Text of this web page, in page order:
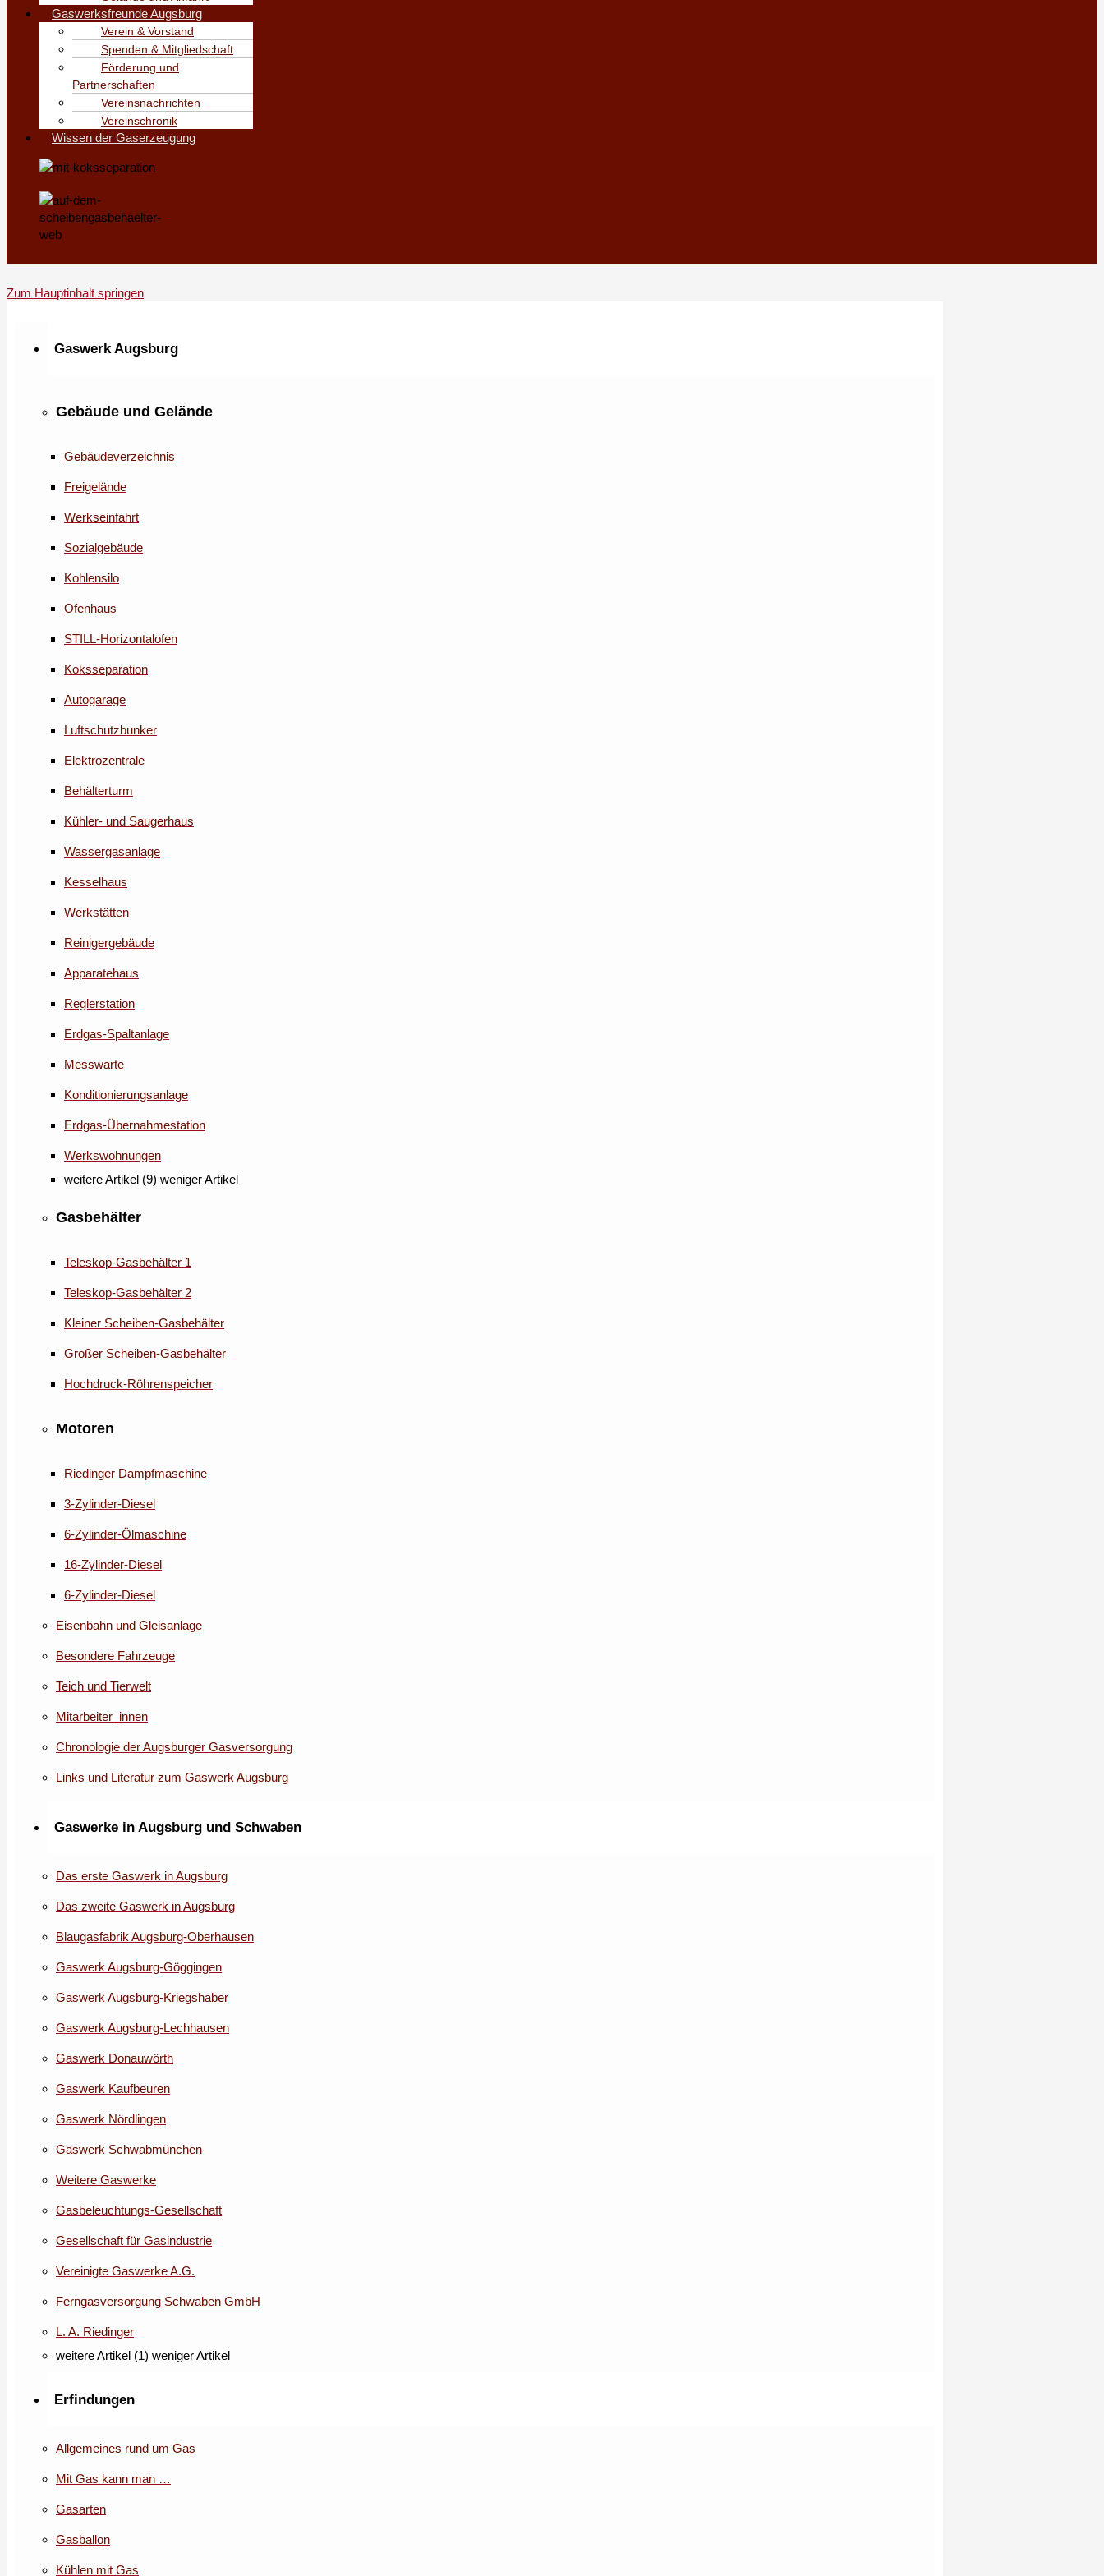
Gaswerksfreunde Augsburg
Verein & Vorstand
Spenden & Mitgliedschaft
Förderung und
Partnerschaften
Vereinsnachrichten
Vereinschronik
Wissen der Gaserzeugung
Zum Hauptinhalt springen
Gaswerk Augsburg
Gebäude und Gelände
Gebäudeverzeichnis
Freigelände
Werkseinfahrt
Sozialgebäude
Kohlensilo
Ofenhaus
STILL-Horizontalofen
Koksseparation
Autogarage
Luftschutzbunker
Elektrozentrale
Behälterturm
Kühler- und Saugerhaus
Wassergasanlage
Kesselhaus
Werkstätten
Reinigergebäude
Apparatehaus
Reglerstation
Erdgas-Spaltanlage
Messwarte
Konditionierungsanlage
Erdgas-Übernahmestation
Werkswohnungen
weitere Artikel (9) weniger Artikel
Gasbehälter
Teleskop-Gasbehälter 1
Teleskop-Gasbehälter 2
Kleiner Scheiben-Gasbehälter
Großer Scheiben-Gasbehälter
Hochdruck-Röhrenspeicher
Motoren
Riedinger Dampfmaschine
3-Zylinder-Diesel
6-Zylinder-Ölmaschine
16-Zylinder-Diesel
6-Zylinder-Diesel
Eisenbahn und Gleisanlage
Besondere Fahrzeuge
Teich und Tierwelt
Mitarbeiter_innen
Chronologie der Augsburger Gasversorgung
Links und Literatur zum Gaswerk Augsburg
Gaswerke in Augsburg und Schwaben
Das erste Gaswerk in Augsburg
Das zweite Gaswerk in Augsburg
Blaugasfabrik Augsburg-Oberhausen
Gaswerk Augsburg-Göggingen
Gaswerk Augsburg-Kriegshaber
Gaswerk Augsburg-Lechhausen
Gaswerk Donauwörth
Gaswerk Kaufbeuren
Gaswerk Nördlingen
Gaswerk Schwabmünchen
Weitere Gaswerke
Gasbeleuchtungs-Gesellschaft
Gesellschaft für Gasindustrie
Vereinigte Gaswerke A.G.
Ferngasversorgung Schwaben GmbH
L. A. Riedinger
weitere Artikel (1) weniger Artikel
Erfindungen
Allgemeines rund um Gas
Mit Gas kann man …
Gasarten
Gasballon
Kühlen mit Gas